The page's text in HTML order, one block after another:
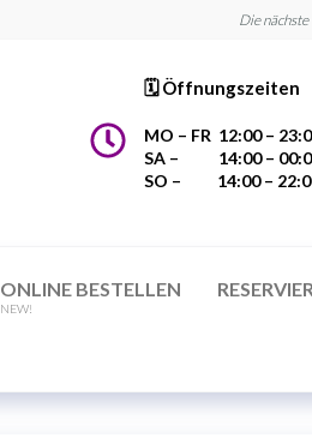
Die
Trattoria,
🗓 Öffnungszeiten
MO – FR 12:00 –
SA – 14:00 –
SO – 14:00 –
ONLINE BESTELLEN
NEW!